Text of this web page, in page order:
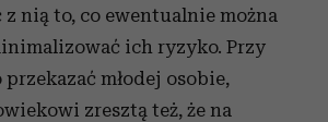
nią to, co ewentualnie można
ich ryzyko. Przy
młodej osobie,
zresztą też, że na